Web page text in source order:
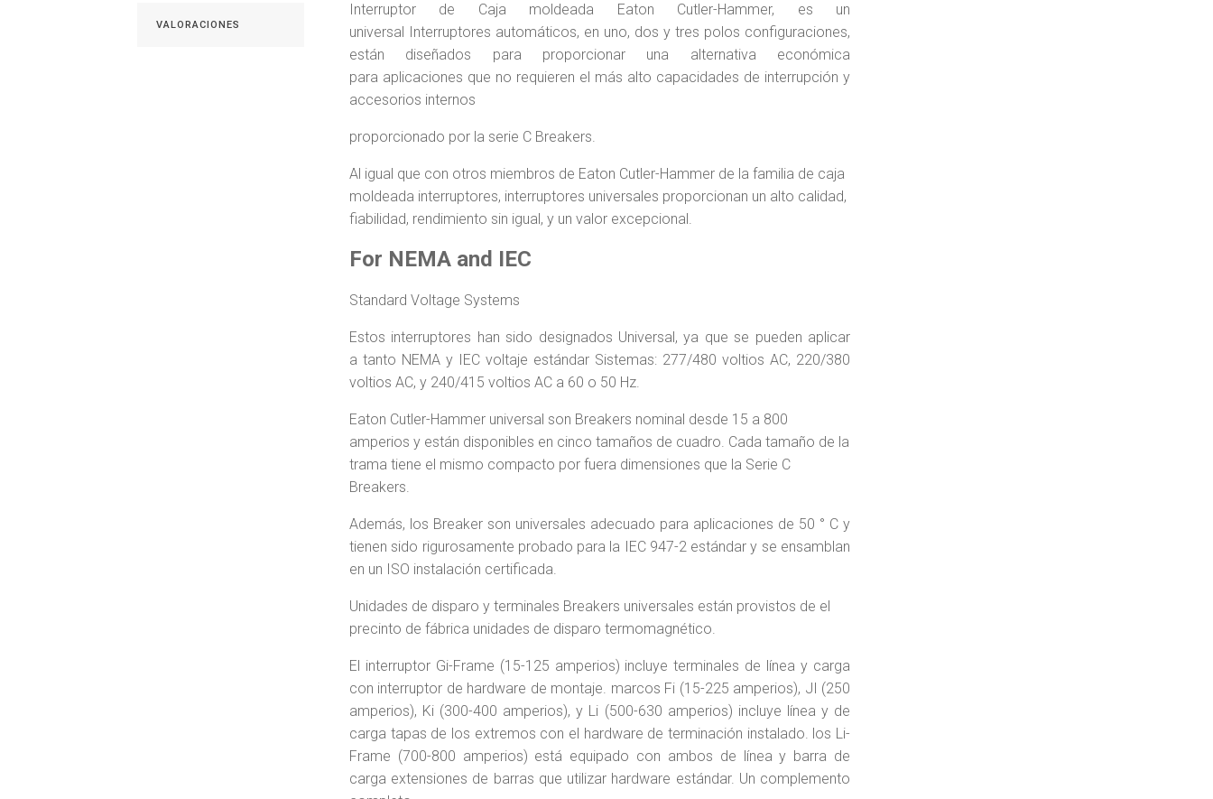
VALORACIONES
Interruptor de Caja moldeada Eaton Cutler-Hammer, es un
universal Interruptores automáticos, en uno, dos y tres polos configuraciones,
están diseñados para proporcionar una alternativa económica
para aplicaciones que no requieren el más alto capacidades de interrupción y
accesorios internos
proporcionado por la serie C Breakers.
Al igual que con otros miembros de Eaton Cutler-Hammer de la familia de caja
moldeada interruptores, interruptores universales proporcionan un alto calidad,
fiabilidad, rendimiento sin igual, y un valor excepcional.
For NEMA and IEC
Standard Voltage Systems
Estos interruptores han sido designados Universal, ya que se pueden aplicar
a tanto NEMA y IEC voltaje estándar Sistemas: 277/480 voltios AC, 220/380
voltios AC, y 240/415 voltios AC a 60 o 50 Hz.
Eaton Cutler-Hammer universal son Breakers nominal desde 15 a 800
amperios y están disponibles en cinco tamaños de cuadro. Cada tamaño de la
trama tiene el mismo compacto por fuera dimensiones que la Serie C
Breakers.
Además, los Breaker son universales adecuado para aplicaciones de 50 ° C y
tienen sido rigurosamente probado para la IEC 947-2 estándar y se ensamblan
en un ISO instalación certificada.
Unidades de disparo y terminales Breakers universales están provistos de el
precinto de fábrica unidades de disparo termomagnético.
El interruptor Gi-Frame (15-125 amperios) incluye terminales de línea y carga
con interruptor de hardware de montaje. marcos Fi (15-225 amperios), JI (250
amperios), Ki (300-400 amperios), y Li (500-630 amperios) incluye línea y de
carga tapas de los extremos con el hardware de terminación instalado. los Li-
Frame (700-800 amperios) está equipado con ambos de línea y barra de
carga extensiones de barras que utilizar hardware estándar. Un complemento